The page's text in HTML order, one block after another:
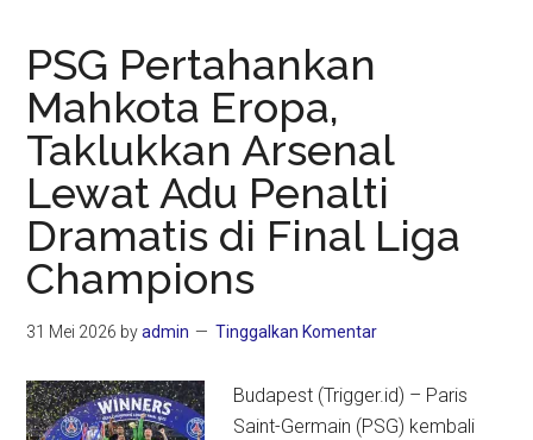
PSG Pertahankan
Mahkota Eropa,
Taklukkan Arsenal
Lewat Adu Penalti
Dramatis di Final Liga
Champions
31 Mei 2026 byadmin Tinggalkan Komentar
Budapest (Trigger.id) – Paris
Saint-Germain (PSG) kembali